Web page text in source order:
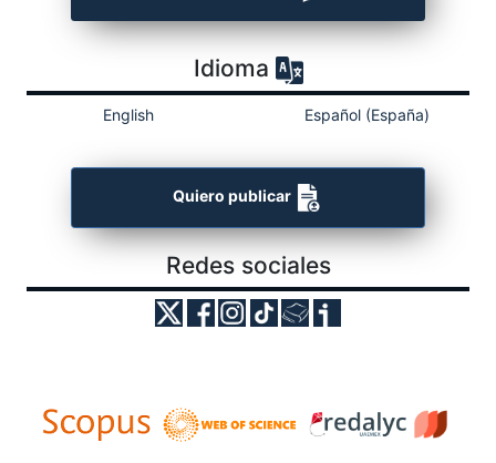
Idioma
English Español (España)
Quiero publicar
Redes sociales